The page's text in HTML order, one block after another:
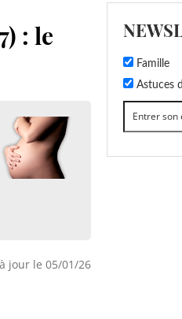
: le
jour le 05/01/26
Famille
Astuces